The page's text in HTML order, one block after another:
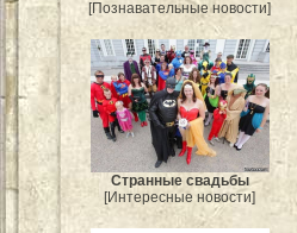
[Познавательные новости]
Странные свадьбы
[Интересные новости]